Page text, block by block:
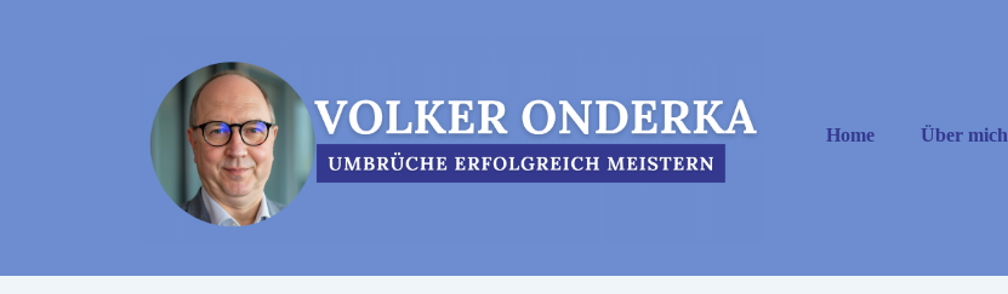
Hauptnavigation
Home Über mich